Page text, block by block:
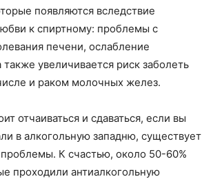
появляются вследствие
к спиртному: проблемы с
печени, ослабление
увеличивается риск заболеть
и раком молочных желез.
отчаиваться и сдаваться, если вы
в алкогольную западню, существует
К счастью, около 50-60%
проходили антиалкогольную